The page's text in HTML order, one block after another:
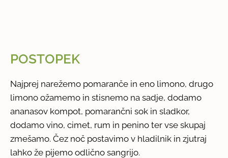
POSTOPEK
Najprej narežemo pomaranče in eno limono, drugo
limono ožamemo in stisnemo na sadje, dodamo
ananasov kompot, pomarančni sok in sladkor,
dodamo vino, cimet, rum in penino ter vse skupaj
zmešamo. Čez noč postavimo v hladilnik in zjutraj
lahko že pijemo odlično sangrijo.